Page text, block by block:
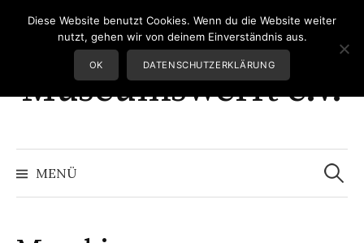
Greifswalder
Museumswerft e.V.
MENÜ
Suchen
nach:
Diese Website benutzt Cookies. Wenn du die Website weiter
nutzt, gehen wir von deinem Einverständnis aus.
OK DATENSCHUTZERKLÄRUNG